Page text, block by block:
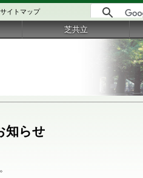
サイトマップ
知らせ
芝共立